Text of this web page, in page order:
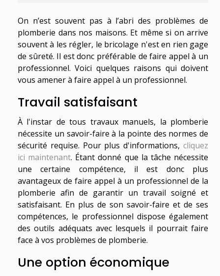
On n’est souvent pas à l’abri des problèmes de
plomberie dans nos maisons. Et même si on arrive
souvent à les régler, le bricolage n'est en rien gage
de sûreté. Il est donc préférable de faire appel à un
professionnel. Voici quelques raisons qui doivent
vous amener à faire appel à un professionnel.
Travail satisfaisant
À l'instar de tous travaux manuels, la plomberie
nécessite un savoir-faire à la pointe des normes de
sécurité requise. Pour plus d'informations, cliquez
ici maintenant. Étant donné que la tâche nécessite
une certaine compétence, il est donc plus
avantageux de faire appel à un professionnel de la
plomberie afin de garantir un travail soigné et
satisfaisant. En plus de son savoir-faire et de ses
compétences, le professionnel dispose également
des outils adéquats avec lesquels il pourrait faire
face à vos problèmes de plomberie.
Une option économique